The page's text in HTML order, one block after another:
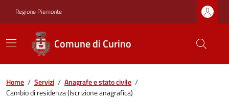
Regione Piemonte
Comune di Curino
Home / Servizi / Anagrafe e stato civile /
Cambio di residenza (Iscrizione anagrafica)